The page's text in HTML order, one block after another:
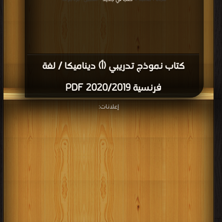
كتاب نموذج تدريبي (أ) ديناميكا / لغة
فرنسية 2020/2019 PDF
إعلانات: